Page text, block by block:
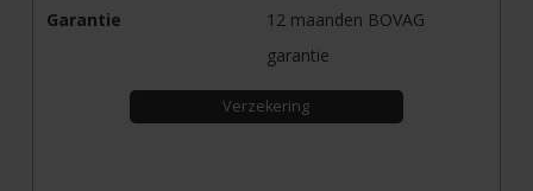
Garantie
12 maanden BOVAG
garantie
Verzekering